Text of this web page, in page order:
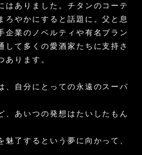
はありました。チタンのコーテ
ろやかにすると話題に。父と息
企業のノベルティや有名ブラン
して多くの愛酒家たちに支持さ
あります。
、自分にとっての永遠のスーパ
、あいつの発想はたいしたもん
了するという夢に向かって、